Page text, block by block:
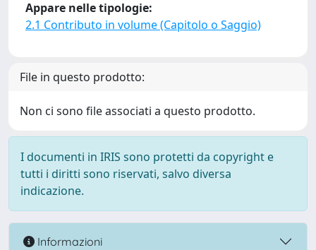
Appare nelle tipologie:
2.1 Contributo in volume (Capitolo o Saggio)
File in questo prodotto:
Non ci sono file associati a questo prodotto.
I documenti in IRIS sono protetti da copyright e
tutti i diritti sono riservati, salvo diversa
indicazione.
Informazioni